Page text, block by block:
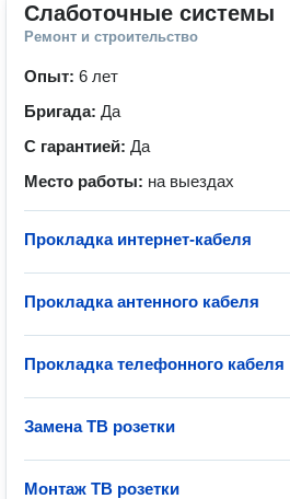
Слаботочные системы
Ремонт и строительство
Опыт: 6 лет
Бригада: Да
С гарантией: Да
Место работы: на выездах
Прокладка интернет-кабеля
Прокладка антенного кабеля
Прокладка телефонного кабеля
Замена ТВ розетки
Монтаж ТВ розетки